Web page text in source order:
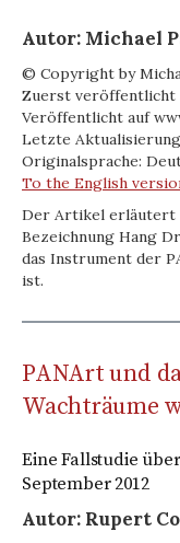
Autor: Michael
© Copyright by
Zuerst veröffentlicht
Veröffentlicht auf
Letzte
Originalsprache:
To the English
Der Artikel erläutert
Bezeichnung Hang
das Instrument der
ist.
PANArt und
Wachträume
Eine Fallstudie
September 2012
Autor: Rupert